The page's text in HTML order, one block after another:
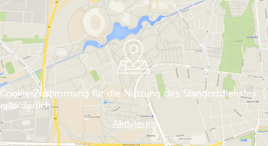
Cookie-Zustimmung für die Nutzung des Standortdienstes
erforderlich.
Aktivieren